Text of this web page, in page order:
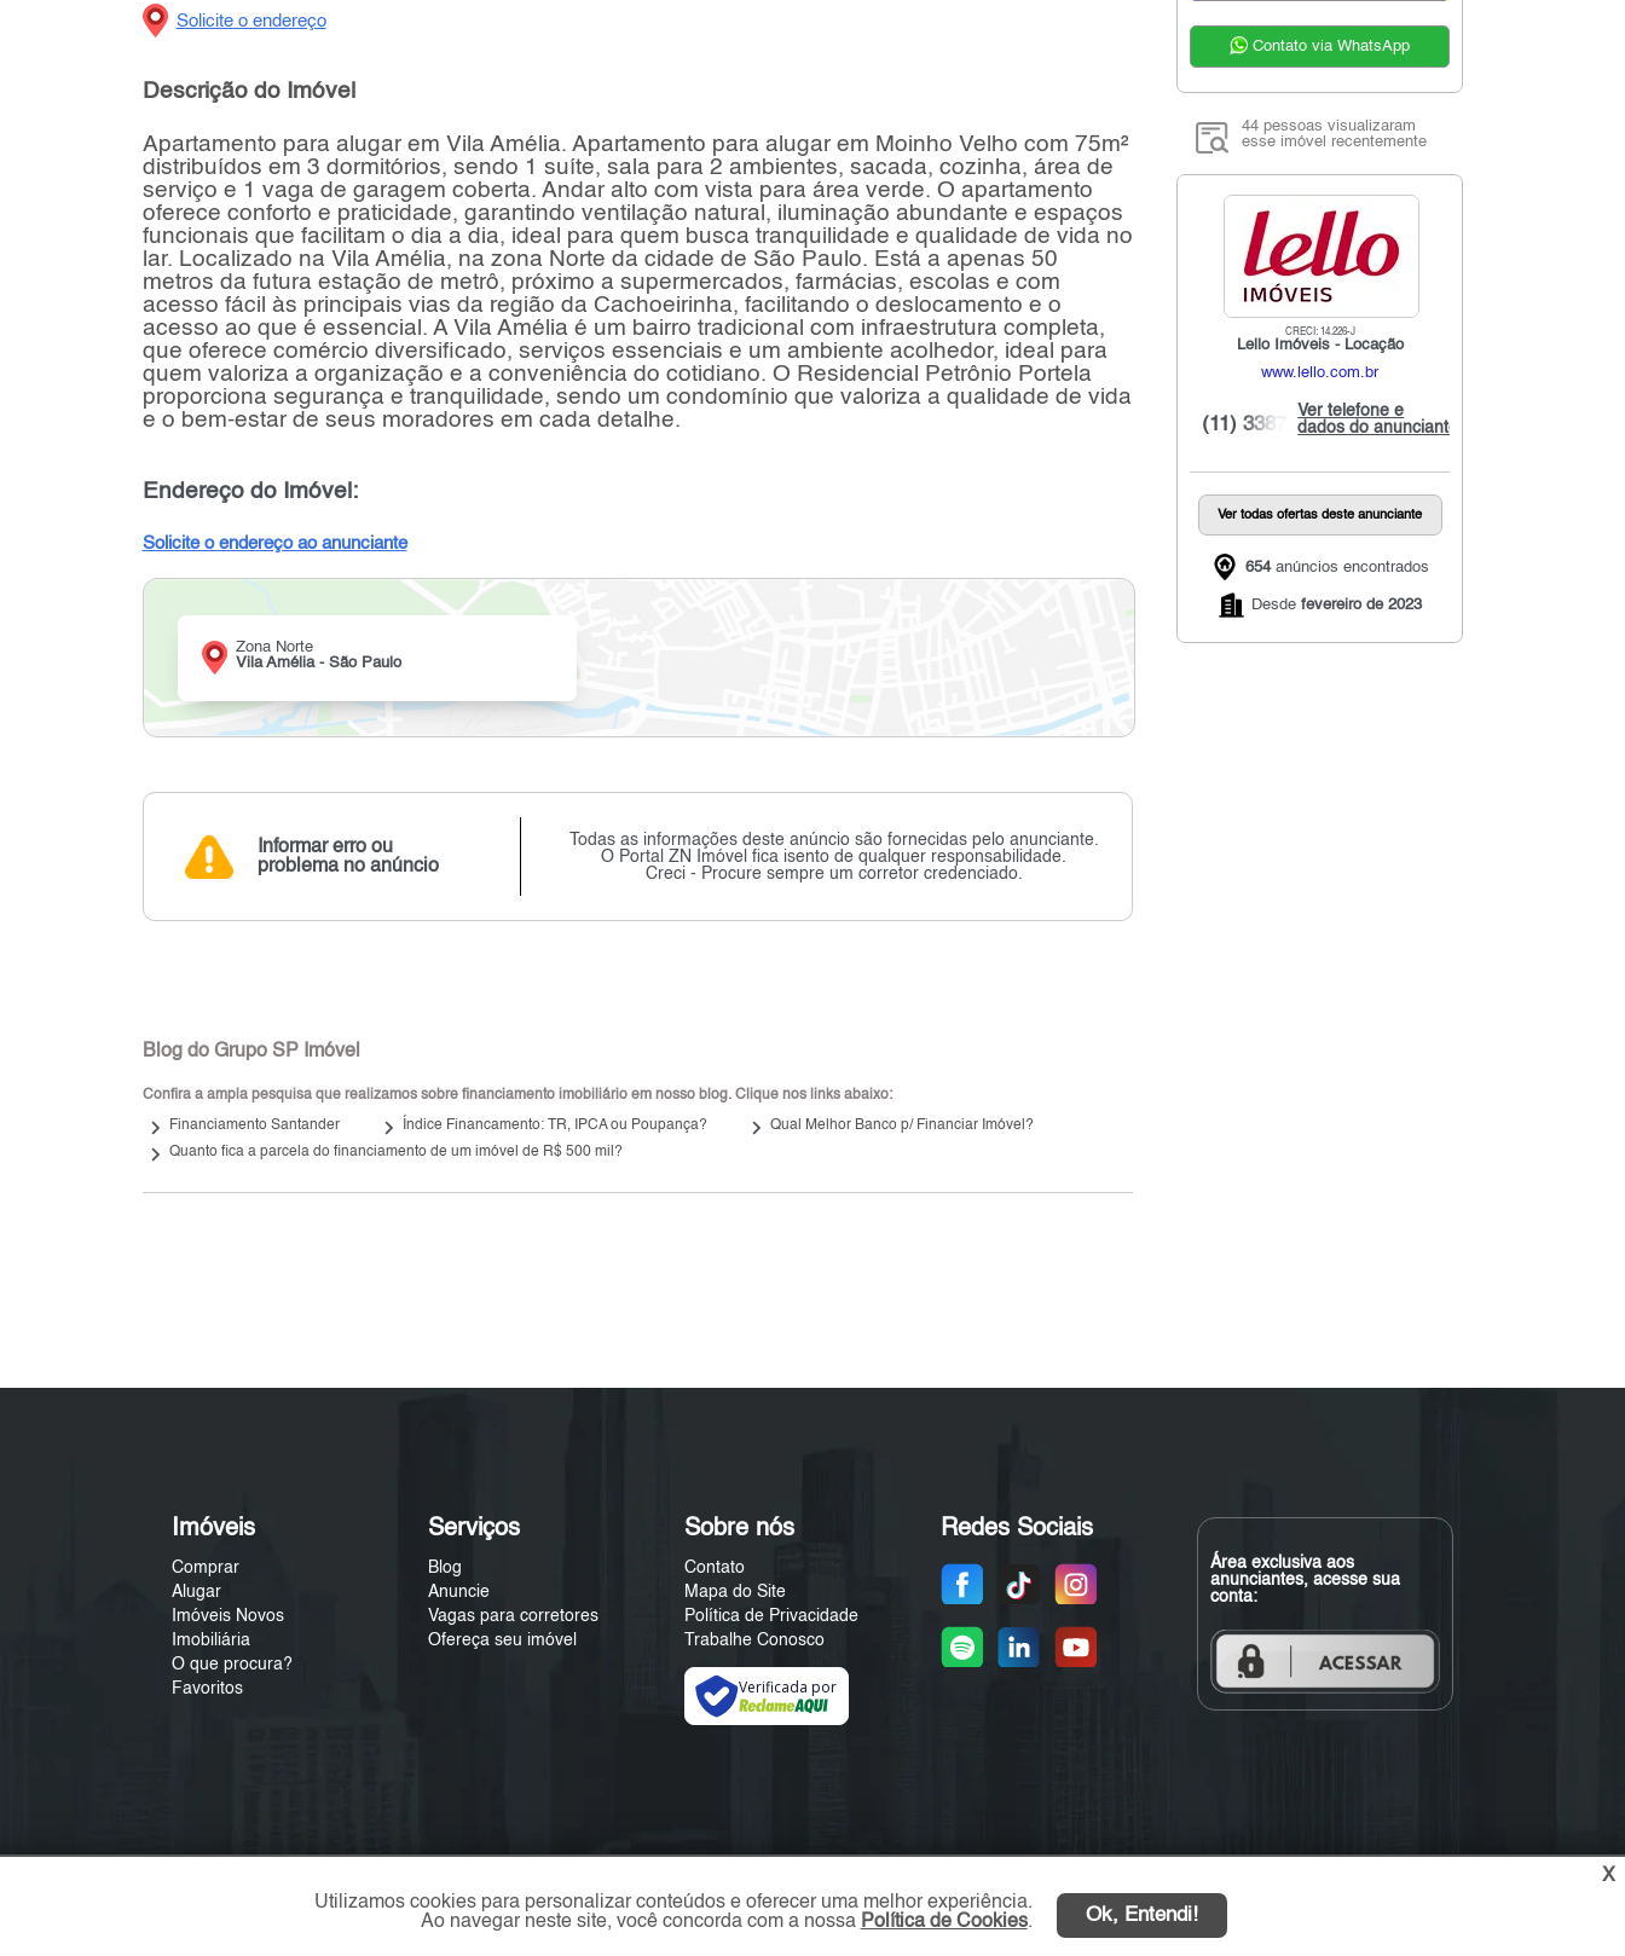
Solicite o endereço
Descrição do Imóvel
Apartamento para alugar em Vila Amélia. Apartamento para alugar em Moinho Velho com 75m²
distribuídos em 3 dormitórios, sendo 1 suíte, sala para 2 ambientes, sacada, cozinha, área de
serviço e 1 vaga de garagem coberta. Andar alto com vista para área verde. O apartamento
oferece conforto e praticidade, garantindo ventilação natural, iluminação abundante e espaços
funcionais que facilitam o dia a dia, ideal para quem busca tranquilidade e qualidade de vida no
lar. Localizado na Vila Amélia, na zona Norte da cidade de São Paulo. Está a apenas 50
metros da futura estação de metrô, próximo a supermercados, farmácias, escolas e com
acesso fácil às principais vias da região da Cachoeirinha, facilitando o deslocamento e o
acesso ao que é essencial. A Vila Amélia é um bairro tradicional com infraestrutura completa,
que oferece comércio diversificado, serviços essenciais e um ambiente acolhedor, ideal para
quem valoriza a organização e a conveniência do cotidiano. O Residencial Petrônio Portela
proporciona segurança e tranquilidade, sendo um condomínio que valoriza a qualidade de vida
e o bem-estar de seus moradores em cada detalhe.
Endereço do Imóvel:
Solicite o endereço ao anunciante
Zona Norte
Vila Amélia - São Paulo
Informar erro ou
problema no anúncio
Todas as informações deste anúncio são fornecidas pelo anunciante.
O Portal ZN Imóvel fica isento de qualquer responsabilidade.
Creci - Procure sempre um corretor credenciado.
Blog do Grupo SP Imóvel
Confira a ampla pesquisa que realizamos sobre financiamento imobiliário em nosso blog. Clique nos links abaixo:
keyboard_arrow_right Financiamento Santander keyboard_arrow_right Índice Financamento: TR, IPCA ou Poupança? keyboard_arrow_right Qual Melhor Banco p/ Financiar Imóvel?
keyboard_arrow_right Quanto fica a parcela do financiamento de um imóvel de R$ 500 mil?
Contato via WhatsApp
44 pessoas visualizaram
esse imóvel recentemente
CRECI: 14.226-J
Lello Imóveis - Locação
www.lello.com.br
Ver telefone e
dados do anunciante
(11) 3387...
Ver todas ofertas deste anunciante
654anúncios encontrados
Desdefevereiro de 2023
Imóveis
Comprar
Alugar
Imóveis Novos
Imobiliária
O que procura?
Favoritos
Serviços
Blog
Anuncie
Vagas para corretores
Ofereça seu imóvel
Sobre nós
Contato
Mapa do Site
Política de Privacidade
Trabalhe Conosco
Verificada por
Redes Sociais
Área exclusiva aos
anunciantes, acesse sua
conta:
X
Utilizamos cookies para personalizar conteúdos e oferecer uma melhor experiência.
Ao navegar neste site, você concorda com a nossa Política de Cookies. Ok, Entendi!